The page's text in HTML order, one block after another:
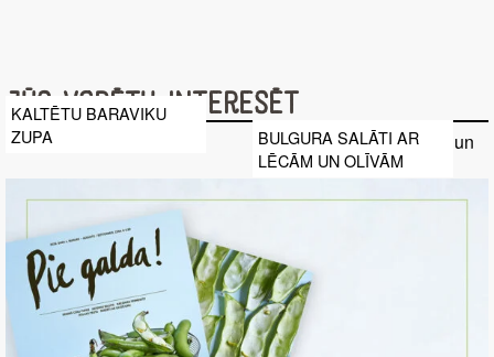
Jūs varētu interesēt
KALTĒTU BARAVIKU
ZUPA
BULGURA SALĀTI AR
LĒCĀM UN OLĪVĀM